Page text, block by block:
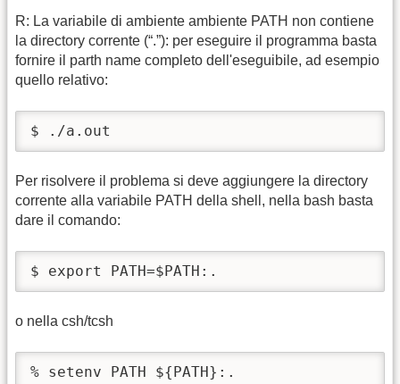
R: La variabile di ambiente ambiente PATH non contiene
la directory corrente (“.”): per eseguire il programma basta
fornire il parth name completo dell'eseguibile, ad esempio
quello relativo:
$ ./a.out
Per risolvere il problema si deve aggiungere la directory
corrente alla variabile PATH della shell, nella bash basta
dare il comando:
$ export PATH=$PATH:.
o nella csh/tcsh
% setenv PATH ${PATH}:.